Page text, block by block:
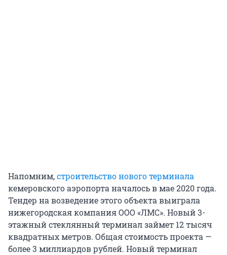
Напомним,строительство нового терминала
кемеровского аэропорта началось в мае 2020 года.
Тендер на возведение этого объекта выиграла
нижегородская компания ООО «ЛМС». Новый 3-
этажный стеклянный терминал займет 12 тысяч
квадратных метров. Общая стоимость проекта —
более 3 миллиардов рублей. Новый терминал